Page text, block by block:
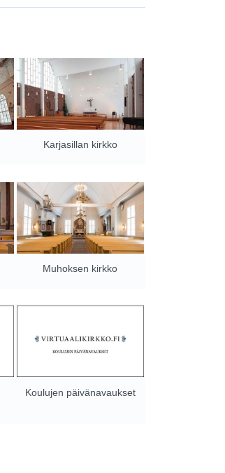
Karjasillan kirkko
Muhoksen kirkko
Koulujen päivänavaukset